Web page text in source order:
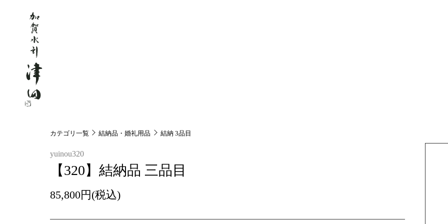
カテゴリ一覧 結納品・婚礼用品 結納 3品目
yuinou320
【320】結納品 三品目
85,800円(税込)